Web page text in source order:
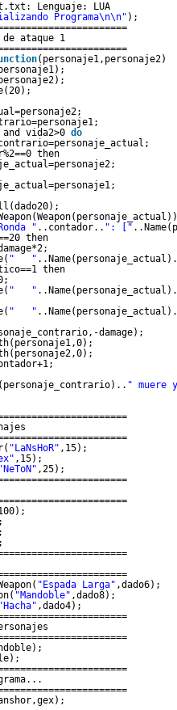
Lenguaje: LUA
Programa\n\n" );
ataque 1
(personaje1,personaje2)
vida2>0 do
then
" ..contador.. ": ["
then
"   "
then
"   "
"   "
damage);
" muere
"LaNsHoR" ,15);
,15);
"NeToN" ,25);
"Espada Larga" ,dado6);
"Mandoble" ,dado8);
"Hacha" ,dado4);